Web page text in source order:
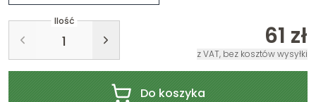
Ilość
61 zł
z VAT, bez kosztów wysyłki
Do koszyka